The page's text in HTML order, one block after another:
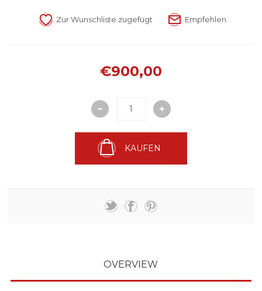
€900,00
KAUFEN
OVERVIEW